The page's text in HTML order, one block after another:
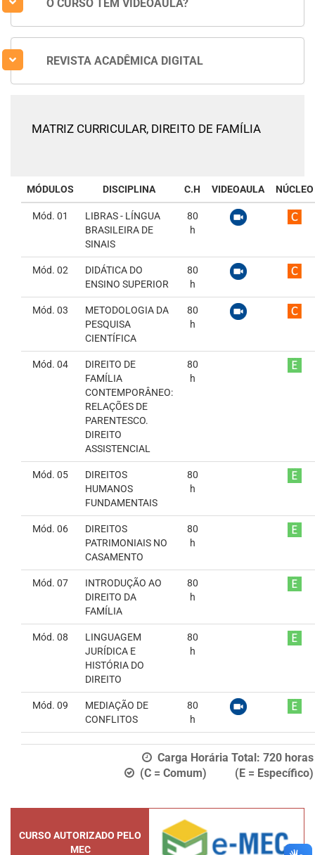
O CURSO TEM VIDEOAULA?
REVISTA ACADÊMICA DIGITAL
MATRIZ CURRICULAR, DIREITO DE FAMÍLIA
MÓDULOS DISCIPLINA C.H VIDEOAULA NÚCLEO
Mód. 01
LIBRAS - LÍNGUA
BRASILEIRA DE
SINAIS
80
h
Mód. 02
DIDÁTICA DO
ENSINO SUPERIOR
80
h
Mód. 03
METODOLOGIA DA
PESQUISA
CIENTÍFICA
80
h
Mód. 04
DIREITO DE
FAMÍLIA
CONTEMPORÂNEO:
RELAÇÕES DE
PARENTESCO.
DIREITO
ASSISTENCIAL
80
h
Mód. 05
DIREITOS
HUMANOS
FUNDAMENTAIS
80
h
Mód. 06
DIREITOS
PATRIMONIAIS NO
CASAMENTO
80
h
Mód. 07
INTRODUÇÃO AO
DIREITO DA
FAMÍLIA
80
h
Mód. 08
LINGUAGEM
JURÍDICA E
HISTÓRIA DO
DIREITO
80
h
Mód. 09
MEDIAÇÃO DE
CONFLITOS
80
h
Carga Horária Total: 720 horas
(C = Comum) (E = Específico)
CURSO AUTORIZADO PELO
MEC